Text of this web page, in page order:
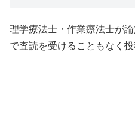
理学療法士・作業療法士が
で査読を受けることもなく